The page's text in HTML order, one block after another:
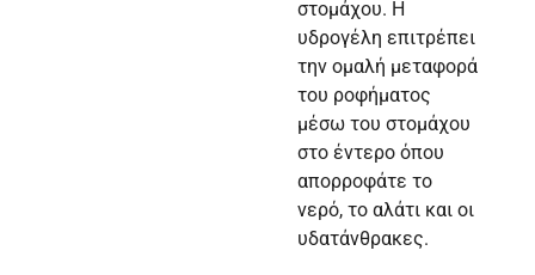
στομάχου. Η
υδρογέλη επιτρέπει
την ομαλή μεταφορά
του ροφήματος
μέσω του στομάχου
στο έντερο όπου
απορροφάτε το
νερό, το αλάτι και οι
υδατάνθρακες.